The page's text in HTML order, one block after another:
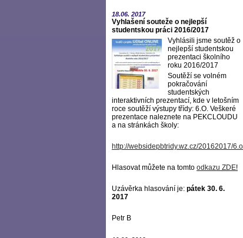
18.06. 2017
Vyhlašení souteže o nejlepší
studentskou práci 2016/2017
Vyhlásili jsme soutěž o
nejlepší studentskou
prezentaci školního
roku 2016/2017
Soutěží se volném
pokračování
studentských
interaktivních prezentací, kde v letošním
roce soutěží výstupy třídy: 6.O. Veškeré
prezentace naleznete na PEKCLOUDU
a na stránkách školy:
http://websidepbtridy.wz.cz/20162017/
Hlasovat můžete na tomto odkazu ZDE!
Uzávěrka hlasování je: pátek 30. 6.
2017
Petr B